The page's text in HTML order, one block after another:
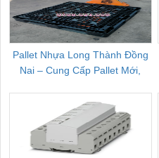
Pallet Nhựa Long Thành Đồng
Nai – Cung Cấp Pallet Mới,